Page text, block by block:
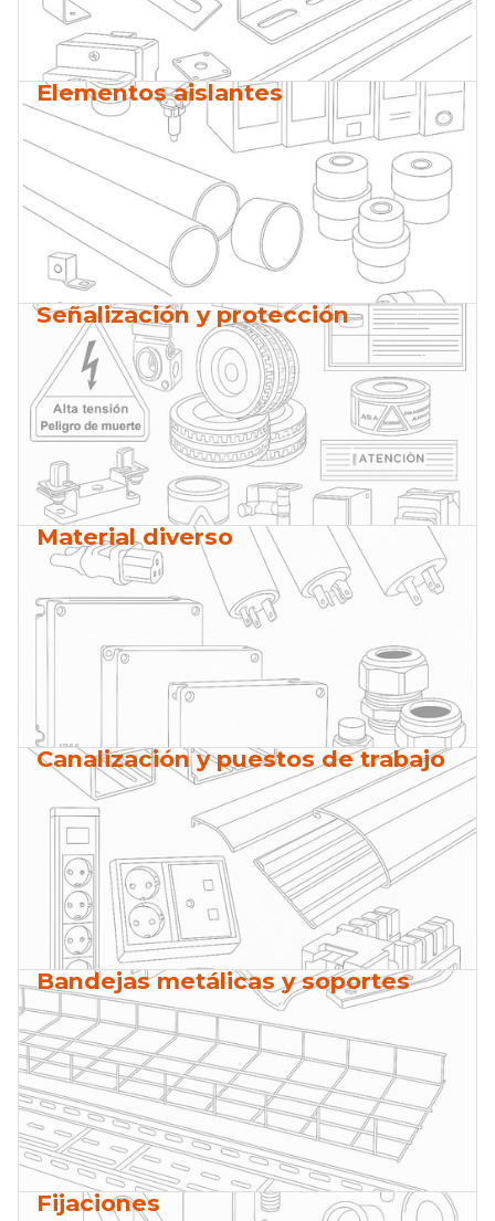
Elementos aislantes
Señalización y protección
Material diverso
Canalización y puestos de trabajo
Bandejas metálicas y soportes
Fijaciones